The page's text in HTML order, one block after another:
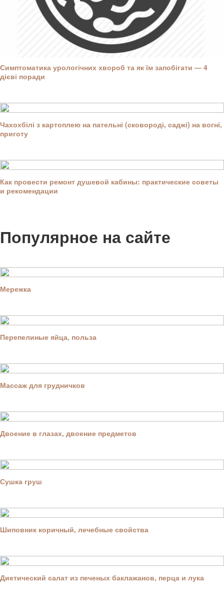
Симптоматика урологічних хвороб та як їм запобігати — 4
дієві поради
Чахохбілі з картоплею на пательні (сковороді, саджі) на вогні,
приготу
Как провести ремонт душевой кабины: практические советы
и рекомендации
Популярное на сайте
Мережка
Перепелиные яйца, польза
Массаж для грудничков
Двоение в глазах, двоение предметов
Сушка груш
Шиповник коричный, лечебные свойства
Диетический салат из печеных баклажанов, перца и лука